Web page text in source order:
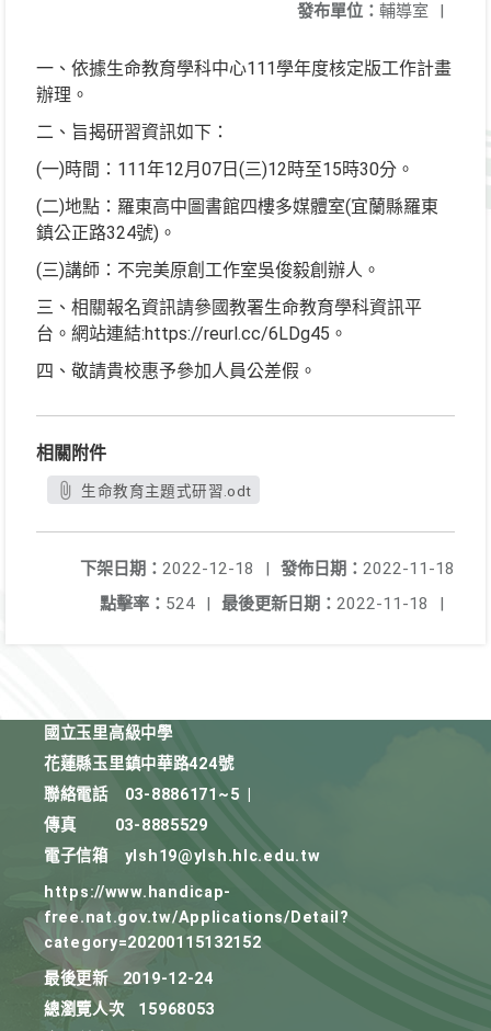
發布單位： 輔導室 |
一、依據生命教育學科中心111學年度核定版工作計畫
辦理。
二、旨揭研習資訊如下：
(一)時間：111年12月07日(三)12時至15時30分。
(二)地點：羅東高中圖書館四樓多媒體室(宜蘭縣羅東
鎮公正路324號)。
(三)講師：不完美原創工作室吳俊毅創辦人。
三、相關報名資訊請參國教署生命教育學科資訊平
台。網站連結:https://reurl.cc/6LDg45。
四、敬請貴校惠予參加人員公差假。
相關附件
生命教育主題式研習.odt
發佈日期： 2022-11-18
下架日期： 2022-12-18
|
最後更新日期： 2022-11-18 |
點擊率： 524 |
國立玉里高級中學
花蓮縣玉里鎮中華路424號
聯絡電話
03-8886171~5
傳真
03-8885529
電子信箱
ylsh19@ylsh.hlc.edu.tw
https://www.handicap-
free.nat.gov.tw/Applications/Detail?
category=20200115132152
最後更新
2019-12-24
總瀏覽人次
15968053